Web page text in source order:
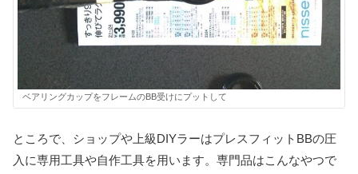
ベアリングカップをフレームのBB受けにプットして
ところで、ショップや上級DIYラーはプレスフィットBBの圧
入に専用工具や自作工具を用います。専門品はこんなやつで